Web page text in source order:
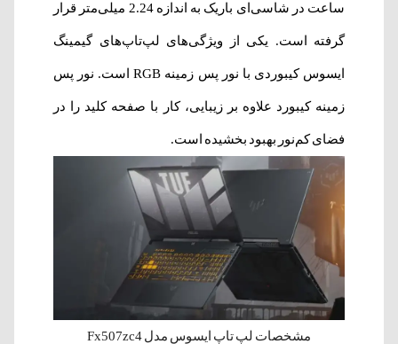
ساعت در شاسی‌ای باریک به اندازه 2.24 میلی‌متر قرار
گرفته است.‌ یکی از ویژگی‌های لپ‌تاپ‌های گیمینگ
ایسوس کیبوردی با نور پس زمینه RGB است. نور پس
زمینه کیبورد علاوه بر زیبایی، کار با صفحه کلید را در
فضای کم‌نور بهبود بخشیده است.
مشخصات لپ تاپ ایسوس مدل Fx507zc4